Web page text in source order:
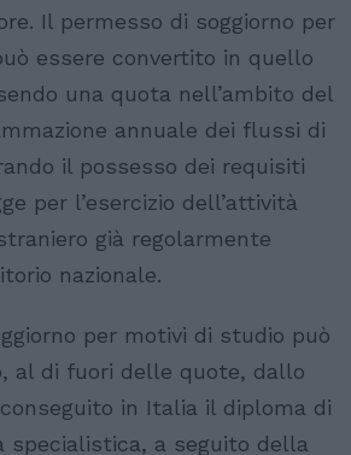
Il permesso di soggiorno per
essere convertito in quello
una quota nell’ambito del
annuale dei flussi di
il possesso dei requisiti
per l’esercizio dell’attività
già regolarmente
nazionale.
per motivi di studio può
al di fuori delle quote, dallo
in Italia il diploma di
specialistica, a seguito della